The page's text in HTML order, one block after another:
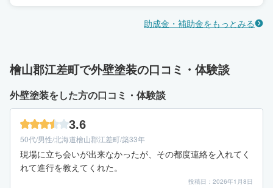
助成金・補助金をもっとみる
檜山郡江差町で外壁塗装の口コミ・体験談
外壁塗装をした方の口コミ・体験談
3.6
50代/男性/北海道檜山郡江差町/築33年
現場に立ち会いが出来なかったが、その都度連絡を入れてく
れて進行を教えてくれた。
投稿日：2026年1月8日